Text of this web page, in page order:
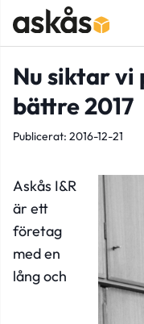
Nu siktar vi
bättre 2017
Publicerat: 2016-12-21
Askås I&R
är ett
företag
med en
lång och